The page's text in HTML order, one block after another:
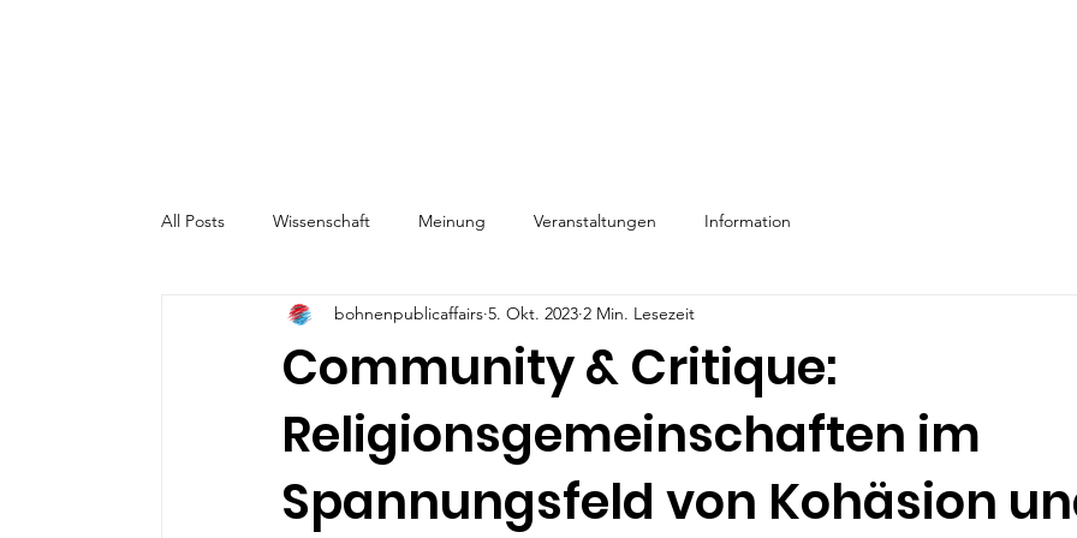
All Posts Wissenschaft Meinung Veranstaltungen Information
Community & Critique:
Religionsgemeinschaften im
Spannungsfeld von Kohäsion
bohnenpublicaffairs 5. Okt. 2023 2 Min. Lesezeit